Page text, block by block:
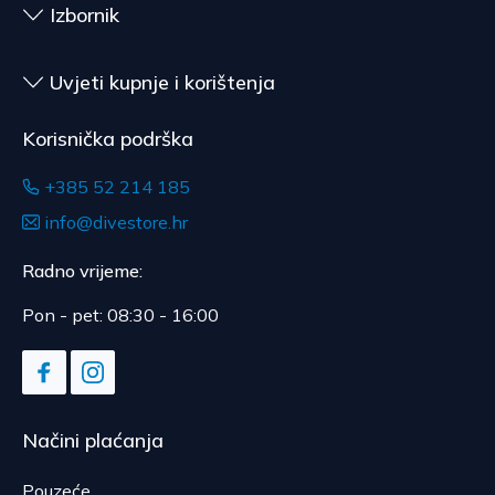
Izbornik
Uvjeti kupnje i korištenja
Korisnička podrška
+385 52 214 185
info@divestore.hr
Radno vrijeme:
Pon - pet: 08:30 - 16:00
Načini plaćanja